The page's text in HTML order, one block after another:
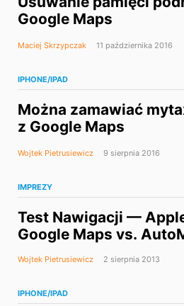
Google Maps
Maciej Skrzypczak 11 października 2016
IPHONE/IPAD
Można zamawiać
z Google Maps
Wojtek Pietrusiewicz 9 sierpnia 2016
IMPREZY
Test Nawigacji —
Google Maps vs.
Wojtek Pietrusiewicz 2 sierpnia 2013
IPHONE/IPAD